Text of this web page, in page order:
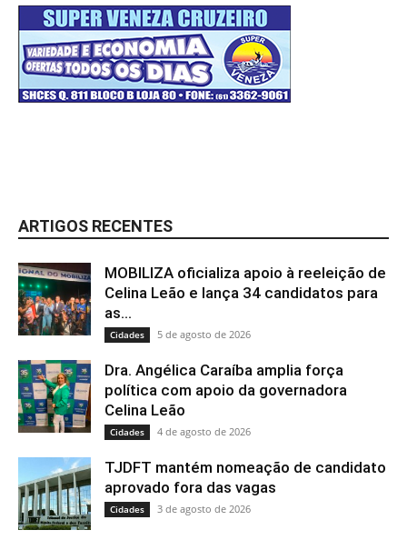
ARTIGOS RECENTES
MOBILIZA oficializa apoio à reeleição de
Celina Leão e lança 34 candidatos para
as...
Cidades 5 de agosto de 2026
Dra. Angélica Caraíba amplia força
política com apoio da governadora
Celina Leão
Cidades 4 de agosto de 2026
TJDFT mantém nomeação de candidato
aprovado fora das vagas
Cidades 3 de agosto de 2026